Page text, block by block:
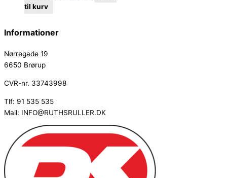
til kurv
Informationer
Nørregade 19
6650 Brørup
CVR-nr. 33743998
Tlf: 91 535 535
Mail: INFO@RUTHSRULLER.DK